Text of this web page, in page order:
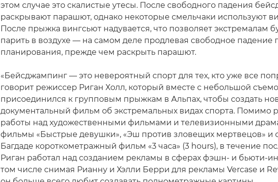
этом случае это скалистые утесы. После свободного падения
раскрывают парашют, однако некоторые смельчаки используют
После прыжка вингсьют надувается, что позволяет экстремалам
парить в воздухе — на самом деле продлевая свободное падение
планирования, прежде чем раскрыть парашют.
«Бейсджампинг — это невероятный спорт для тех, кто уже все
говорит режиссер Риган Холл, который вместе с небольшой
присоединился к групповым прыжкам в Альпах, чтобы создать
документальный фильм об экстремальных видах спорта. Помимо
работы над художественными фильмами и телевизионными
фильмы «Быстрые девушки», «Эш против зловещих мертвецов» и
Багдаде короткометражный фильм «3 часа» (3 hours), в течение
Риган работал над созданием рекламы в сферах фэшн- и бьюти-
том числе снимая Рианну и Хэлли Берри для рекламы Vercase и